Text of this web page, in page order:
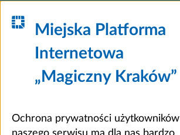
Miejska Platforma
Internetowa
„Magiczny Kraków”
Ochrona prywatności użytkowników